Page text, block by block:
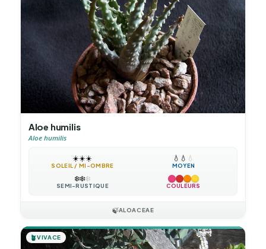
Aloe humilis
Aloe humilis
☀️☀️☀️
SOLEIL / MI-OMBRE
💧 💧 💧
MOYEN
❄️❄️❄️
SEMI-RUSTIQUE COULEURS
🍃ALOACEAE
🪴VIVACE